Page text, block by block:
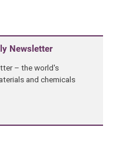
Newsletter
– the world's
and chemicals